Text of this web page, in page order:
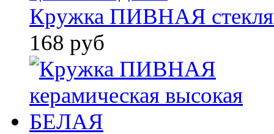
Кружка ПИВНАЯ
168 руб